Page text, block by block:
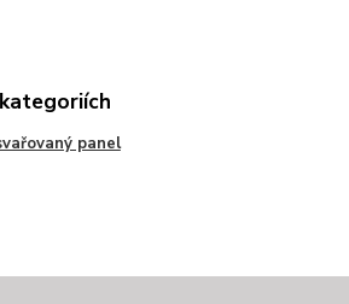
panel